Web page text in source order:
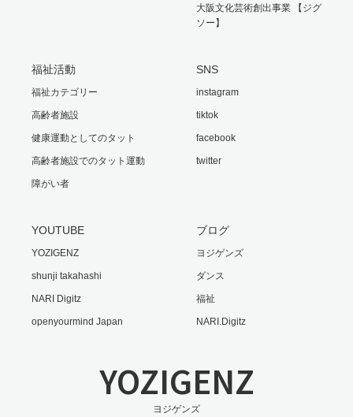
大阪文化芸術創出事業 【ジグ
ソー】
福祉活動
福祉カテゴリー
高齢者施設
健康運動としてのタット
高齢者施設でのタット運動
障がい者
SNS
instagram
tiktok
facebook
twitter
YOUTUBE
YOZIGENZ
shunji takahashi
NARI Digitz
openyourmind Japan
ブログ
ヨジゲンズ
ダンス
福祉
NARI.Digitz
YOZIGENZ
ヨジゲンズ